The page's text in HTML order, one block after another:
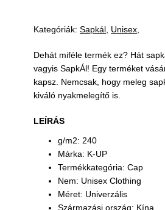
Kategóriák: Sapkál Unisex
Dehát miféle termék ez? Hát
vagyis SapkÁl! Egy terméket
kapsz. Nemcsak, hogy meleg
kiváló nyakmelegítő is.
LEÍRÁS
g/m2: 240
Márka: K-UP
Termékkategória: Cap
Nem: Unisex Clothing
Méret: Univerzális
Származási ország: Kína